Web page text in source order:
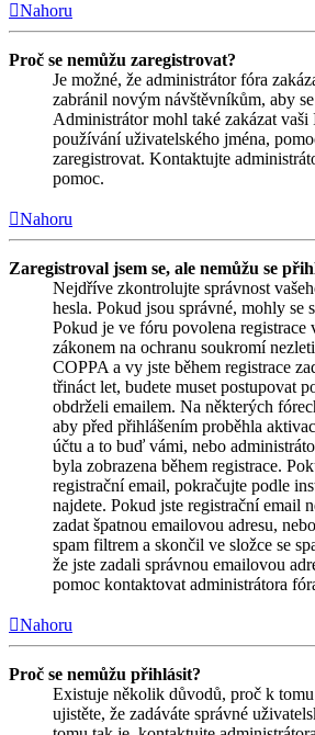
Nahoru
Proč se nemůžu zaregistrovat?
Je možné, že administrátor fóra
zabránil novým návštěvníkům, aby
Administrátor mohl také zakázat vaši
používání uživatelského jména,
zaregistrovat. Kontaktujte
pomoc.
Nahoru
Zaregistroval jsem se, ale nemůžu se
Nejdříve zkontrolujte správnost
hesla. Pokud jsou správné, mohly se
Pokud je ve fóru povolena registrace
zákonem na ochranu soukromí
COPPA a vy jste během registrace
třináct let, budete muset postupovat
obdrželi emailem. Na některých
aby před přihlášením proběhla
účtu a to buď vámi, nebo
byla zobrazena během registrace.
registrační email, pokračujte podle
najdete. Pokud jste registrační email
zadat špatnou emailovou adresu,
spam filtrem a skončil ve složce se
že jste zadali správnou emailovou
pomoc kontaktovat administrátora
Nahoru
Proč se nemůžu přihlásit?
Existuje několik důvodů, proč k
ujistěte, že zadáváte správné